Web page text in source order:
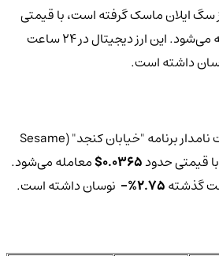
سگ ایلان ماسک گرفته است، با قیمتی
معامله می‌شود. این ارز دیجیتال در 24 ساعت
داشته است.
برت، که با الهام از شخصیت نامدار برنامه "خیابان کنجد" (Sesame
0.0365$ معامله می‌شود.
2.75%- نوسان داشته است.